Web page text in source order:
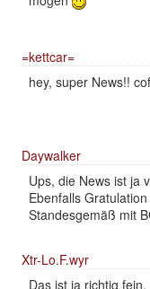
=kettcar=
hey, super News!!
Daywalker
Ups, die News ist ja
Ebenfalls
Standesgemäß mit
Xtr-Lo.F.wyr
Das ist ja richtig